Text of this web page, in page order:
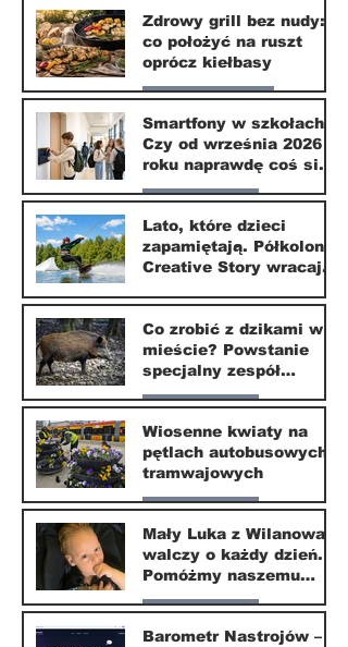
3 lip
Zdrowy grill bez nudy:
co położyć na ruszt
oprócz kiełbasy
Zdrowie i uroda
1 lip
Smartfony w szkołach.
Czy od września 2026
roku naprawdę coś się
zmieni?
Nasze miasto
1 lip
Lato, które dzieci
zapamiętają. Półkolonie
Creative Story wracają
20 kwi
Co zrobić z dzikami w
mieście? Powstanie
specjalny zespół
ekspertów
Nasze miasto
20 kwi
Wiosenne kwiaty na
pętlach autobusowych i
tramwajowych
Nasze miasto
20 kwi
Mały Luka z Wilanowa
walczy o każdy dzień.
Pomóżmy naszemu
małemu sąsiadowi
odzyskać dzieciństwo
Nasze miasto
Barometr Nastrojów –